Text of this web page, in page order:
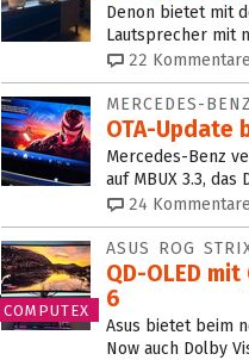
Denon bietet mit
Lautsprecher mit
22 Kommentare
MERCEDES-BENZ
OTA-Update
Mercedes-Benz
auf MBUX 3.3,
24 Kommentare
COMPUTEX
ASUS ROG
QD-OLED
6
Asus bietet beim
Now auch Dolby